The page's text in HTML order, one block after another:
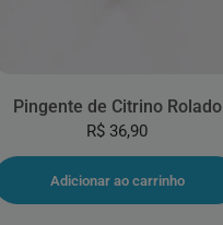
Pingente de Citrino Rolado
R$ 36,90
Adicionar ao carrinho